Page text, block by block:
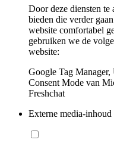
Door deze diensten te
bieden die verder
website comfortabel
gebruiken we de
website:
Google Tag
Consent Mode van
Freshchat
Externe media-inhoud